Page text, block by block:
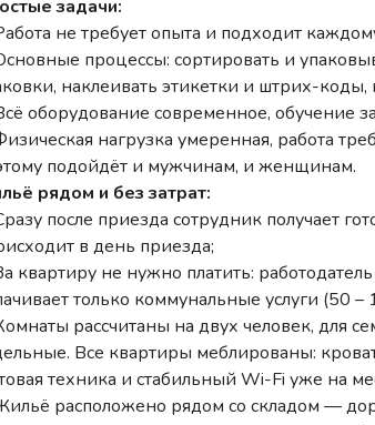
задачи:
не требует опыта и подходит
процессы: сортировать и
наклеивать этикетки и штрих-коды,
оборудование современное, обучение
нагрузка умеренная, работа
подойдёт и мужчинам, и женщинам.
рядом и без затрат:
после приезда сотрудник получает
в день приезда;
квартиру не нужно платить:
только коммунальные услуги (50 –
рассчитаны на двух человек, для
Все квартиры меблированы:
техника и стабильный Wi-Fi уже на
расположено рядом со складом —